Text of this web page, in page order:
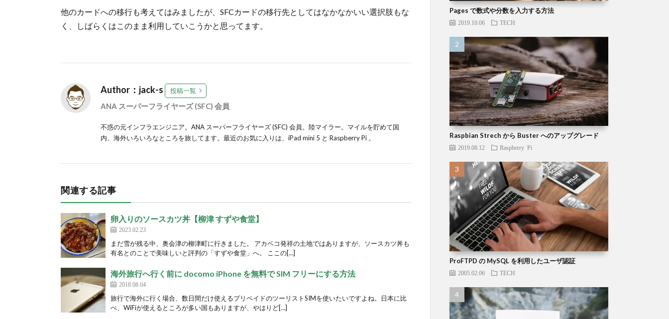
他のカードへの移行も考えてはみましたが、SFCカードの移行先としてはなかなかいい選択肢もな
く、しばらくはこのまま利用していこうかと思ってます。
Author：jack-s 投稿一覧
ANA スーパーフライヤーズ (SFC) 会員
不惑の元インフラエンジニア。ANA スーパーフライヤーズ (SFC) 会員。陸マイラー。マイルを貯めて国
内、海外いろいろなところを旅してます。最近のお気に入りは、iPad mini 5 と Raspberry Pi 。
関連する記事
卵入りのソースカツ丼【柳津 すずや食堂】
2023.02.23
まだ雪が残る中、奥会津の柳津町に行きました。 アカベコ発祥の土地ではありますが、ソースカツ丼も
有名とのことで美味しいと評判の「すずや食堂」へ。 ここの[…]
海外旅行へ行く前に docomo iPhone を無料で SIM フリーにする方法
2018.08.04
旅行で海外に行く場合、数日間だけ使えるプリペイドのツーリストSIMを使いたいですよね。日本に比
べ、WiFiが使えるところが多い国もありますが、やはりど[…]
Pages で数式や分数を入力する方法
2019.10.06 TECH
Raspbian Strech から Buster へのアップグレード
2019.08.12 Raspberry Pi
ProFTPD の MySQL を利用したユーザ認証
2005.02.06 TECH